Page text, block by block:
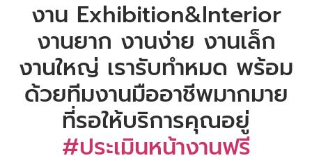
งาน Exhibition&Interior
งานยาก งานง่าย งานเล็ก
งานใหญ่ เรารับทำหมด พร้อม
ด้วยทีมงานมืออาชีพมากมาย
ที่รอให้บริการคุณอยู่
#ประเมินหน้างานฟรี